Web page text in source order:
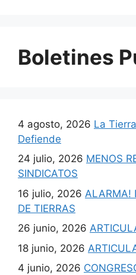
Boletines
4 agosto, 2026 La
Defiende
24 julio, 2026 MENOS
SINDICATOS
16 julio, 2026 ALARMA!
DE TIERRAS
26 junio, 2026
18 junio, 2026
4 junio, 2026